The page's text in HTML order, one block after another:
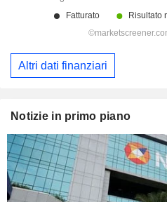
Altri dati finanziari
Notizie in primo piano